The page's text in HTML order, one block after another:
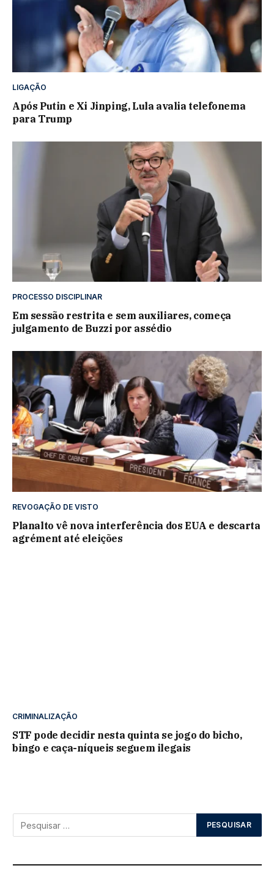
LIGAÇÃO
Após Putin e Xi Jinping, Lula avalia telefonema
para Trump
PROCESSO DISCIPLINAR
Em sessão restrita e sem auxiliares, começa
julgamento de Buzzi por assédio
REVOGAÇÃO DE VISTO
Planalto vê nova interferência dos EUA e descarta
agrément até eleições
CRIMINALIZAÇÃO
STF pode decidir nesta quinta se jogo do bicho,
bingo e caça-níqueis seguem ilegais